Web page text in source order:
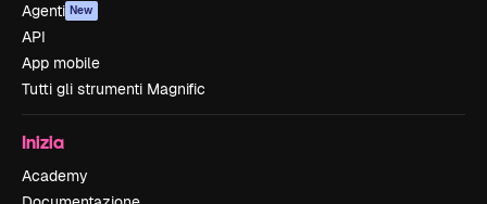
Agenti New
API
App mobile
Tutti gli strumenti Magnific
Inizia
Academy